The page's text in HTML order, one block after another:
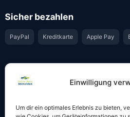
Einwilligung
Um dir ein optimales Erlebnis zu bieten,
Sicher bezahlen
PayPal Kreditkarte Apple Pay
Bestätigung per E-Mail Support per